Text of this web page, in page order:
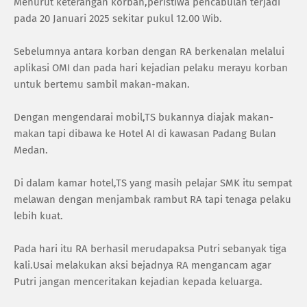
pada 20 Januari 2025 sekitar pukul 12.00 Wib.
Sebelumnya antara korban dengan RA berkenalan melalui
aplikasi OMI dan pada hari kejadian pelaku merayu korban
untuk bertemu sambil makan-makan.
Dengan mengendarai mobil,TS bukannya diajak makan-
makan tapi dibawa ke Hotel AI di kawasan Padang Bulan
Medan.
Di dalam kamar hotel,TS yang masih pelajar SMK itu sempat
melawan dengan menjambak rambut RA tapi tenaga pelaku
lebih kuat.
Pada hari itu RA berhasil merudapaksa Putri sebanyak tiga
kali.Usai melakukan aksi bejadnya RA mengancam agar
Putri jangan menceritakan kejadian kepada keluarga.